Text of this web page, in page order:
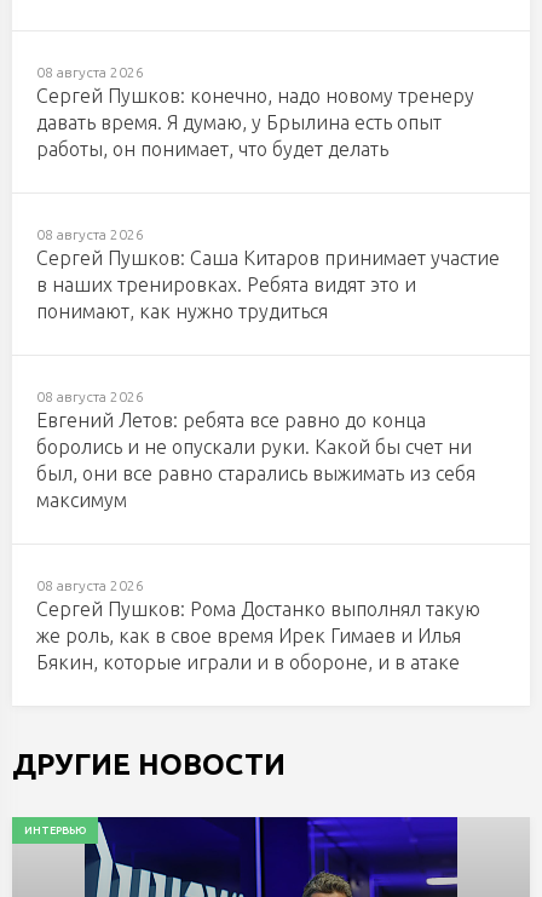
08 августа 2026
Сергей Пушков: конечно, надо новому тренеру
давать время. Я думаю, у Брылина есть опыт
работы, он понимает, что будет делать
08 августа 2026
Сергей Пушков: Саша Китаров принимает участие
в наших тренировках. Ребята видят это и
понимают, как нужно трудиться
08 августа 2026
Евгений Летов: ребята все равно до конца
боролись и не опускали руки. Какой бы счет ни
был, они все равно старались выжимать из себя
максимум
08 августа 2026
Сергей Пушков: Рома Достанко выполнял такую
же роль, как в свое время Ирек Гимаев и Илья
Бякин, которые играли и в обороне, и в атаке
ДРУГИЕ НОВОСТИ
ИНТЕРВЬЮ